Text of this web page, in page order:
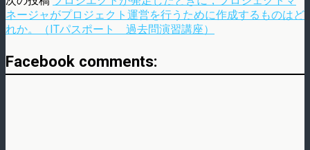
ネージャがプロジェクト運営を行うために作成するものはど
れか。（ITパスポート 過去問演習講座）
Facebook comments: